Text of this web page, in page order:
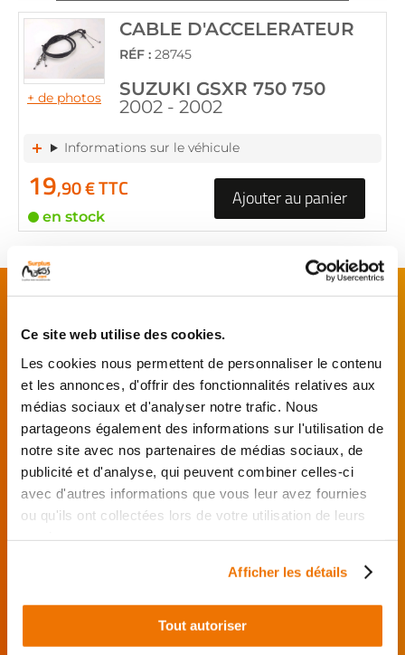
Ce site web utilise des cookies.
Les cookies nous permettent de personnaliser le contenu
et les annonces, d'offrir des fonctionnalités relatives aux
médias sociaux et d'analyser notre trafic. Nous
partageons également des informations sur l'utilisation de
notre site avec nos partenaires de médias sociaux, de
publicité et d'analyse, qui peuvent combiner celles-ci
avec d'autres informations que vous leur avez fournies
ou qu'ils ont collectées lors de votre utilisation de leurs
Afficher les détails
Tout autoriser
+ de photos
CABLE D'ACCELERATEUR
RÉF : 28745
SUZUKI GSXR 750 750
2002 - 2002
Informations sur le véhicule
19,90 € TTC
en stock
Ajouter au panier
FAITES MONTER VOTRE PIÈCE !
retrouvez notre réseau de réparateurs et de
garages partenaires.
Je choisis mon réparateur et me
présente au garage.
J’effectue ma
commande
directement auprès
du réparateur.
Mes pièces sont livrées et